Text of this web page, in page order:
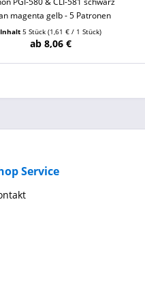
magenta gelb - 5 Patronen
Inhalt 5 Stück (1,61 € / 1 Stück)
ab 8,06 €
Service